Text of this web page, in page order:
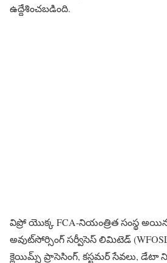
ఉద్దేశించబడింది.
విప్రో యొక్క FCA-నియంత్రిత సంస్థ
అవుట్‌సోర్సింగ్ సర్వీసెస్ లిమిటెడ్
క్లెయిమ్స్ ప్రాసెసింగ్, కస్టమర్ సేవలు,